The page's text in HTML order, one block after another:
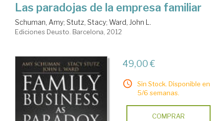
Las paradojas de la empresa familiar
Schuman, Amy; Stutz, Stacy; Ward, John L.
Ediciones Deusto. Barcelona, 2012
49,00 €
Sin Stock. Disponible en
5/6 semanas.
COMPRAR